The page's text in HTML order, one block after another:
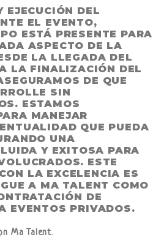
EJECUCIÓN DEL
EL EVENTO,
ESTÁ PRESENTE PARA
ASPECTO DE LA
LA LLEGADA DEL
LA FINALIZACIÓN DEL
DE QUE
SIN
ESTAMOS
MANEJAR
QUE PUEDA
UNA
Y EXITOSA PARA
ESTE
LA EXCELENCIA ES
A MA TALENT COMO
DE
EVENTOS PRIVADOS.
Ma Talent.